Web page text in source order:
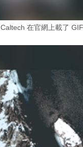
Caltech 在官網上載了